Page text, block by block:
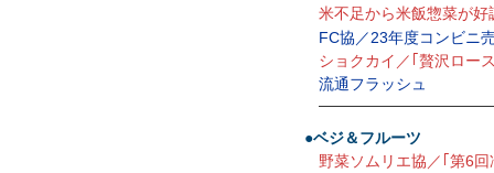
米不足から米飯惣菜が好
FC協／23年度コンビニ
ショクカイ／｢贅沢ロー
流通フラッシュ
●ベジ＆フルーツ
野菜ソムリエ協／｢第6